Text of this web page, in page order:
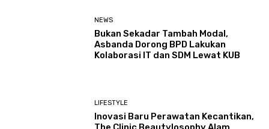
NEWS
Bukan Sekadar Tambah Modal,
Asbanda Dorong BPD Lakukan
Kolaborasi IT dan SDM Lewat KUB
LIFESTYLE
Inovasi Baru Perawatan Kecantikan,